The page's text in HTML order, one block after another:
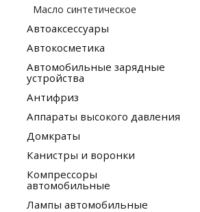
Масло синтетическое
Автоаксессуары
Автокосметика
Автомобильные зарядные
устройства
Антифриз
Аппараты высокого давления
Домкраты
Канистры и воронки
Компрессоры
автомобильные
Лампы автомобильные